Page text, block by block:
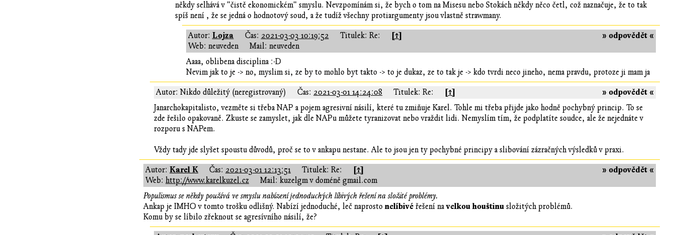
někdy selhává v "čistě ekonomickém" smyslu. Nevzpomínám si, že bych o tom na Misesu nebo Stokách někdy něco četl, což naznačuje, že to tak
spíš není , že se jedná o hodnotový soud, a že tudíž všechny protiargumenty jsou vlastně strawmany.
» odpovědět «
Autor: Lojza Čas: 2021-03-03 10:19:52 Titulek: Re: [↑]
Web: neuveden
Mail: neuveden
Aaaa, oblibena disciplina :-D
Nevim jak to je -> no, myslim si, ze by to mohlo byt takto -> to je dukaz, ze to tak je -> kdo tvrdi neco jineho, nema pravdu, protoze ji mam ja
» odpovědět «
Autor: Nikdo důležitý (neregistrovaný) Čas: 2021-03-01 14:24:08 Titulek: Re: [↑]
Janarchokapitalisto, vezměte si třeba NAP a pojem agresivní násilí, které tu zmiňuje Karel. Tohle mi třeba přijde jako hodně pochybný princip. To se
zde řešilo opakovaně. Zkuste se zamyslet, jak dle NAPu můžete tyranizovat nebo vraždit lidi. Nemyslím tím, že podplatíte soudce, ale že nejednáte v
rozporu s NAPem.
Vždy tady jde slyšet spoustu důvodů, proč se to v ankapu nestane. Ale to jsou jen ty pochybné principy a slibování zázračných výsledků v praxi.
» odpovědět «
Autor:Karel K Čas: 2021-03-01 12:13:51 Titulek: Re: [↑]
Web:http://www.karelkuzel.cz
Mail: kuzelgm v doméně gmail.com
Populismus se někdy používá ve smyslu nabízení jednoduchých líbivých řešení na složité problémy.
Ankap je IMHO v tomto trošku odlišný. Nabízí jednoduché, leč naprostonelíbivé řešení navelkou houštinu složitých problémů.
Komu by se líbilo zřeknout se agresívního násilí, že?